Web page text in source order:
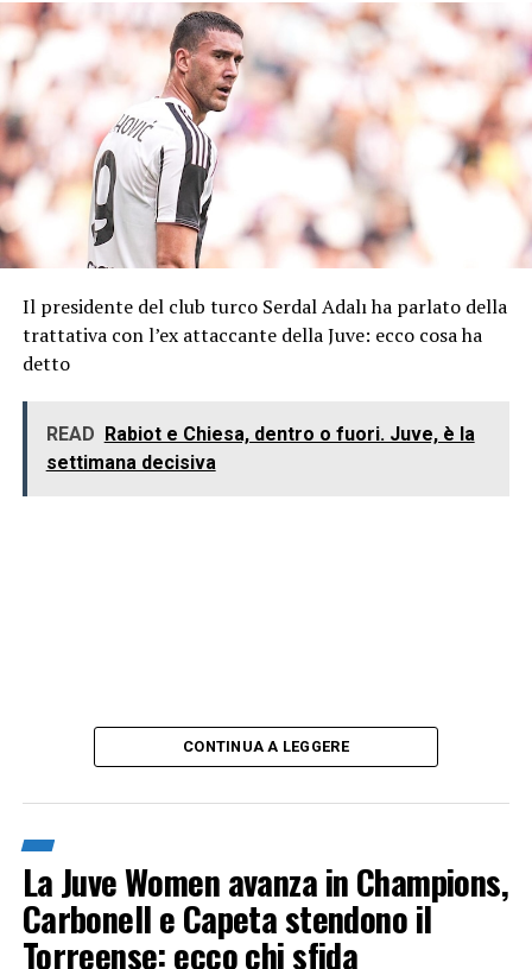
Il presidente del club turco Serdal Adalı ha parlato della
trattativa con l’ex attaccante della Juve: ecco cosa ha
detto
READ
Rabiot e Chiesa, dentro o fuori. Juve, è la
settimana decisiva
CONTINUA A LEGGERE
La Juve Women avanza in Champions,
Carbonell e Capeta stendono il
Torreense: ecco chi sfida